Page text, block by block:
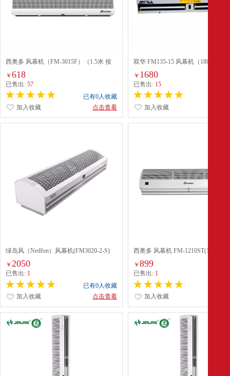
西奥多 风幕机（FM-3015F）（1.5米 按
键型）
￥ 618
已售出: 57
已有0人收藏
点击查看
加入收藏
双华 FM135-15 风幕机（180W/
￥ 1680
已售出: 15
加入收藏
绿岛风（Nedfon）风幕机(FM3020-2-S)
（2.0米贯流式） 配
￥ 2050
已售出: 1
已有0人收藏
点击查看
加入收藏
西奥多 风幕机 FM-1210ST(1.0米 含
￥899
已售出: 1
加入收藏